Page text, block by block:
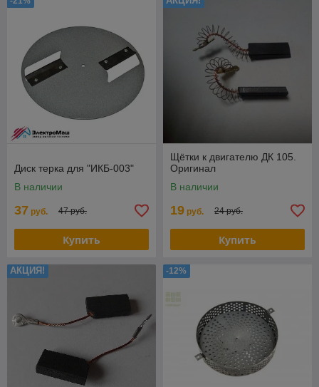
Диск терка для "ИКБ-003"
В наличии
37 руб. 47 руб.
Купить
Щётки к двигателю ДК 105.
Оригинал
В наличии
19 руб. 24 руб.
Купить
АКЦИЯ! -12%